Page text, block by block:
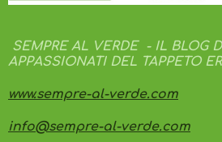
SEMPRE AL VERDE - IL BLOG
APPASSIONATI DEL TAPPETO
www.sempre-al-verde.com
info@sempre-al-verde.com